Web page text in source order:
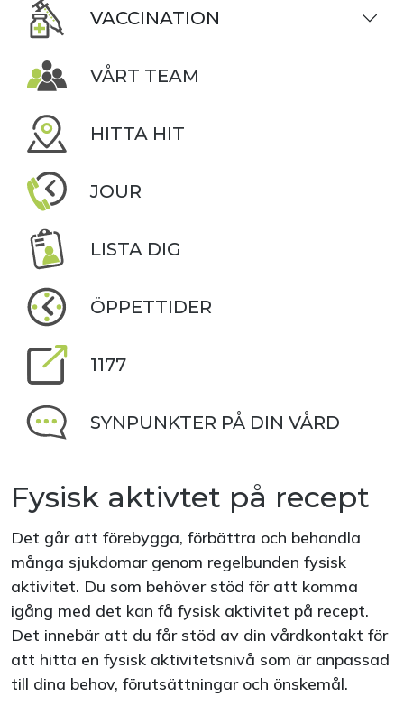
VACCINATION
VÅRT TEAM
HITTA HIT
JOUR
LISTA DIG
ÖPPETTIDER
1177
SYNPUNKTER PÅ DIN VÅRD
Fysisk aktivtet på recept
Det går att förebygga, förbättra och behandla
många sjukdomar genom regelbunden fysisk
aktivitet. Du som behöver stöd för att komma
igång med det kan få fysisk aktivitet på recept.
Det innebär att du får stöd av din vårdkontakt för
att hitta en fysisk aktivitetsnivå som är anpassad
till dina behov, förutsättningar och önskemål.